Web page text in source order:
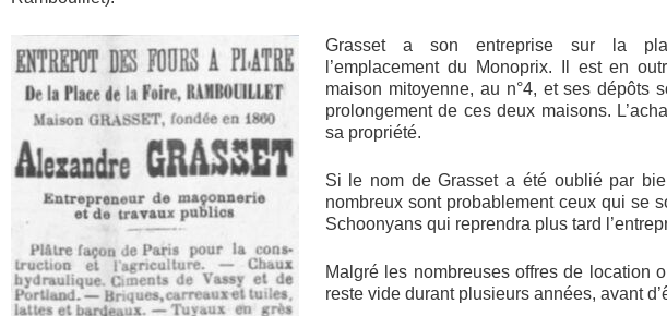
Grasset a son entreprise sur la
l’emplacement du Monoprix. Il est en
maison mitoyenne, au n°4, et ses dépôts
prolongement de ces deux maisons.
sa propriété.
Si le nom de Grasset a été oublié par
nombreux sont probablement ceux qui se
Schoonyans qui reprendra plus tard
Malgré les nombreuses offres de location
reste vide durant plusieurs années, avant